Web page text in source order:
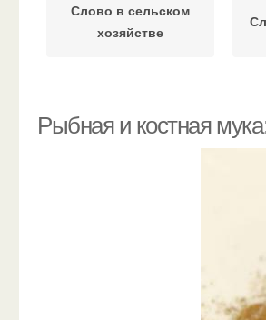
Слово в сельском
хозяйстве
Рыбная и костная